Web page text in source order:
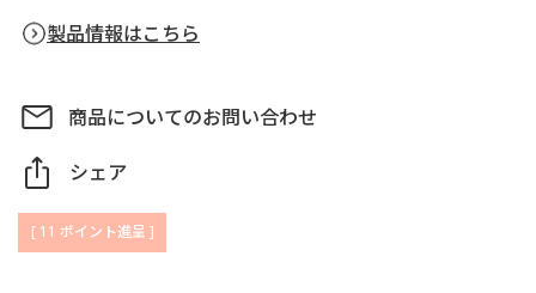
製品情報はこちら
商品についてのお問い合わせ
シェア
[ 11 ポイント進呈 ]